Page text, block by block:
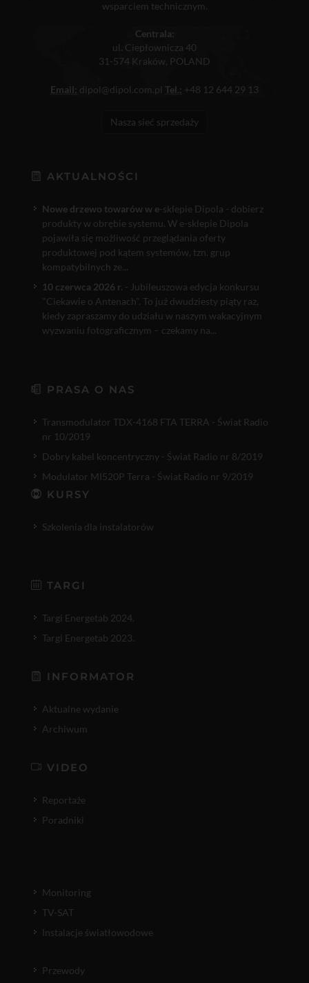
wsparciem technicznym.
Centrala:
ul. Ciepłownicza 40
31-574 Kraków, POLAND
Email: dipol@dipol.com.pl Tel.: +48 12 644 29 13
Nasza sieć sprzedaży
AKTUALNOŚCI
Nowe drzewo towarów w e-sklepie Dipola - dobierz
produkty w obrębie systemu. W e-sklepie Dipola
pojawiła się możliwość przeglądania oferty
produktowej pod kątem systemów, tzn. grup
kompatybilnych ze...
10 czerwca 2026 r. - Jubileuszowa edycja konkursu
"Ciekawie o Antenach". To już dwudziesty piąty raz,
kiedy zapraszamy do udziału w naszym wakacyjnym
wyzwaniu fotograficznym – czekamy na...
PRASA O NAS
Transmodulator TDX-4168 FTA TERRA - Świat Radio
nr 10/2019
Dobry kabel koncentryczny - Świat Radio nr 8/2019
Modulator MI520P Terra - Świat Radio nr 9/2019
KURSY
Szkolenia dla instalatorów
TARGI
Targi Energetab 2024.
Targi Energetab 2023.
INFORMATOR
Aktualne wydanie
Archiwum
VIDEO
Reportaże
Poradniki
Monitoring
TV-SAT
Instalacje światłowodowe
Przewody